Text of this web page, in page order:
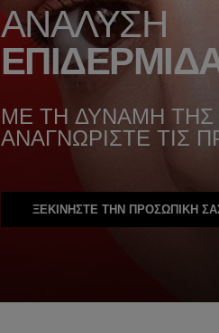
ΑΝΑΛΥΣΗ
ΜΕ ΤΗ ΔΥΝΑΜΗ ΤΗΣ
ΑΝΑΓΝΩΡΙΣΤΕ ΤΙΣ
ΞΕΚΙΝΗΣΤΕ ΤΗΝ ΠΡΟΣΩΠΙΚΗ